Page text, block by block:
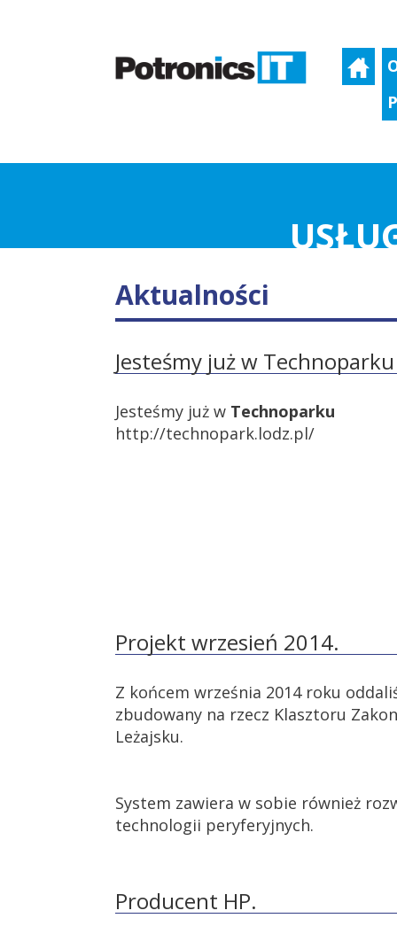
Aktualności
Jesteśmy już w Technoparku
Jesteśmy już w Technoparku
http://technopark.lodz.pl/
Projekt wrzesień 2014.
Z końcem września 2014 roku
zbudowany na rzecz Klasztoru
Leżajsku.
System zawiera w sobie również
technologii peryferyjnych.
Producent HP.